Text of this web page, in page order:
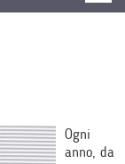
Ogni
anno, da